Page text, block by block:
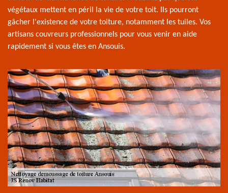
végétaux mettent en péril la vie de votre toit. Ils pourront
gâcher l'existence de votre toiture, notamment les tuiles. Vos
artisans couvreurs professionnels pour vous venir en aide
rapidement si vous êtes en Ansouis.